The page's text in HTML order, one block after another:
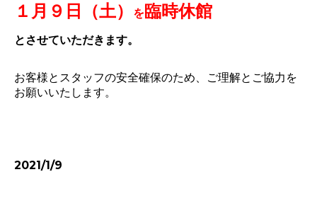
１月９日（土） を臨時休館
とさせていただきます。
お客様とスタッフの安全確保のため、ご理解とご協力を
お願いいたします。
2021/1/9